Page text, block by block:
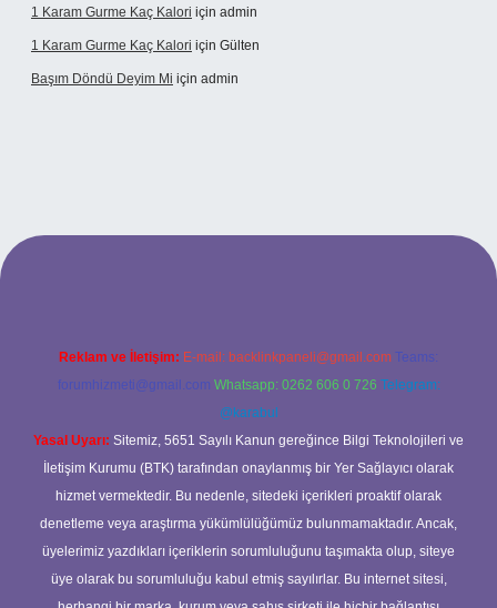
1 Karam Gurme Kaç Kalori için admin
1 Karam Gurme Kaç Kalori için Gülten
Başım Döndü Deyim Mi için admin
Reklam ve İletişim: E-mail: backlinkpaneli@gmail.com Teams:
forumhizmeti@gmail.com Whatsapp: 0262 606 0 726 Telegram:
@karabul
Yasal Uyarı: Sitemiz, 5651 Sayılı Kanun gereğince Bilgi Teknolojileri ve
İletişim Kurumu (BTK) tarafından onaylanmış bir Yer Sağlayıcı olarak
hizmet vermektedir. Bu nedenle, sitedeki içerikleri proaktif olarak
denetleme veya araştırma yükümlülüğümüz bulunmamaktadır. Ancak,
üyelerimiz yazdıkları içeriklerin sorumluluğunu taşımakta olup, siteye
üye olarak bu sorumluluğu kabul etmiş sayılırlar. Bu internet sitesi,